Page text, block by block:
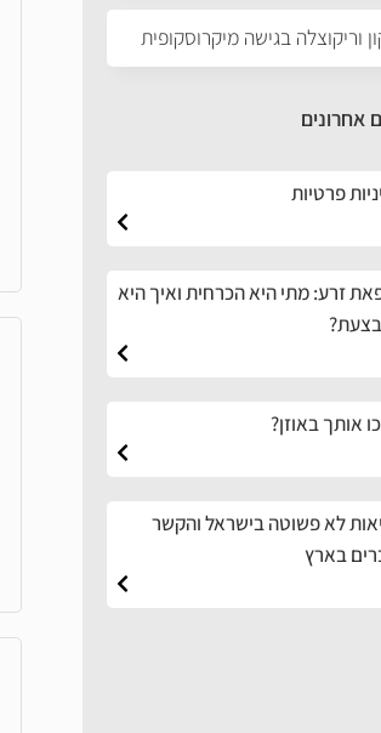
וריקוצלה בגישה מיקרוסקופית
אחרונים
פרטיות
זרע: מתי היא הכרחית ואיך היא
אותך באוזן?
לא פשוטה בישראל והקשר
בארץ